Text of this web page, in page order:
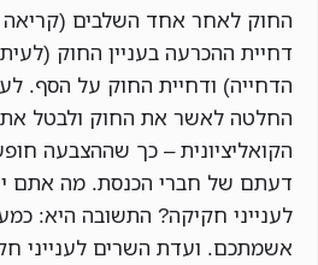
החוק לאחר אחד השלבים (קריאה
דחיית ההכרעה בעניין החוק
הדחייה) ודחיית החוק על הסף.
החלטה לאשר את החוק ולבטל
הקואליציונית – כך שההצבעה
דעתם של חברי הכנסת. מה אתם
לענייני חקיקה? התשובה היא:
אשמתכם. ועדת השרים לענייני